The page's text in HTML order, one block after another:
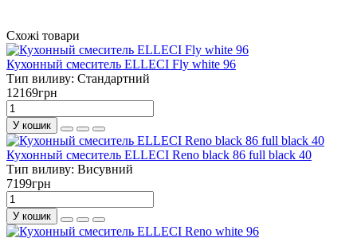
Схожі товари
Кухонный смеситель ELLECI Fly white 96
Тип виливу: Стандартний
12169грн
У кошик
Кухонный смеситель ELLECI Reno black 86 full black 40
Тип виливу: Висувний
7199грн
У кошик